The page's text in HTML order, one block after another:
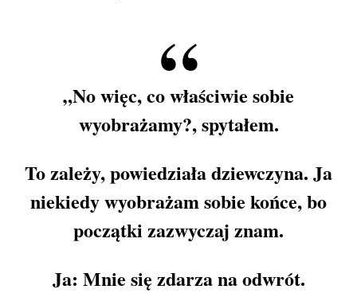
„No więc, co właściwie sobie
wyobrażamy?, spytałem.
To zależy, powiedziała dziewczyna. Ja
niekiedy wyobrażam sobie końce, bo
początki zazwyczaj znam.
Ja: Mnie się zdarza na odwrót.